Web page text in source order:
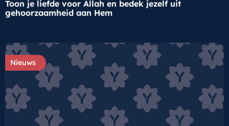
Toon je liefde voor Allah en bedek jezelf uit
gehoorzaamheid aan Hem
Nieuws